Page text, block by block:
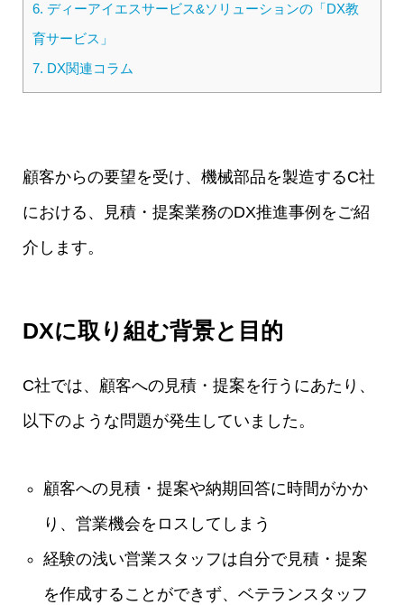
6. ディーアイエスサービス&ソリューションの「DX教
育サービス」
7. DX関連コラム
顧客からの要望を受け、機械部品を製造するC社
における、見積・提案業務のDX推進事例をご紹
介します。
DXに取り組む背景と目的
C社では、顧客への見積・提案を行うにあたり、
以下のような問題が発生していました。
顧客への見積・提案や納期回答に時間がかか
り、営業機会をロスしてしまう
経験の浅い営業スタッフは自分で見積・提案
を作成することができず、ベテランスタッフ